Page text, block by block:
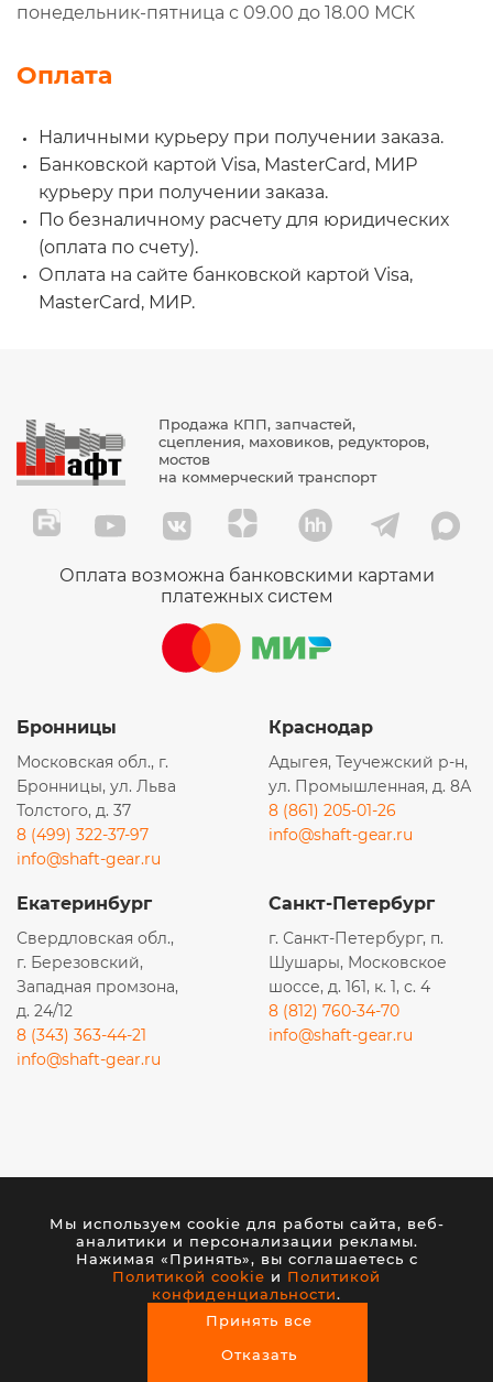
понедельник-пятница с 09.00 до 18.00 МСК
Оплата
Наличными курьеру при получении заказа.
Банковской картой Visa, MasterCard, МИР
курьеру при получении заказа.
По безналичному расчету для юридических
(оплата по счету).
Оплата на сайте банковской картой Visa,
MasterCard, МИР.
Мы используем cookie для работы сайта, веб-
аналитики и персонализации рекламы.
Нажимая «Принять», вы соглашаетесь с
Политикой cookie и Политикой
конфиденциальности.
Принять все
Отказать
Продажа КПП, запчастей,
сцепления, маховиков, редукторов,
мостов
на коммерческий транспорт
Оплата возможна банковскими картами
платежных систем
Бронницы
Московская обл., г.
Бронницы, ул. Льва
Толстого, д. 37
8 (499) 322-37-97
info@shaft-gear.ru
Краснодар
Адыгея, Теучежский р-н,
ул. Промышленная, д. 8А
8 (861) 205-01-26
info@shaft-gear.ru
Екатеринбург
Свердловская обл.,
г. Березовский,
Западная промзона,
д. 24/12
8 (343) 363-44-21
info@shaft-gear.ru
Санкт-Петербург
г. Санкт-Петербург, п.
Шушары, Московское
шоссе, д. 161, к. 1, с. 4
8 (812) 760-34-70
info@shaft-gear.ru
каких условиях не является публичной офертой,
определяемой положениями статьи 437 (2) ГК РФ.
© 2026 ООО «ШАФТ». Все права защищены.